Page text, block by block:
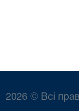
2026 © Всі